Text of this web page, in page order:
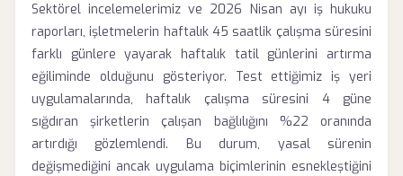
Sektörel incelemelerimiz ve 2026 Nisan ayı iş hukuku
raporları, işletmelerin haftalık 45 saatlik çalışma süresini
farklı günlere yayarak haftalık tatil günlerini artırma
eğiliminde olduğunu gösteriyor. Test ettiğimiz iş yeri
uygulamalarında, haftalık çalışma süresini 4 güne
sığdıran şirketlerin çalışan bağlılığını %22 oranında
artırdığı gözlemlendi. Bu durum, yasal sürenin
değişmediğini ancak uygulama biçimlerinin esnekleştiğini